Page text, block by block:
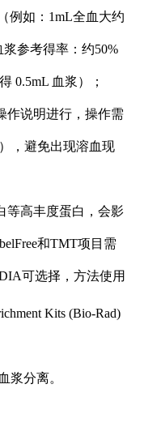
例如：1mL全血大约
参考得率：约50%
0.5mL 血浆）；
作说明进行，操作需
，避免出现溶血现
等高丰度蛋白，会影
和TMT项目需
可选择，方法使用
Kits (Bio-Rad)
浆分离。